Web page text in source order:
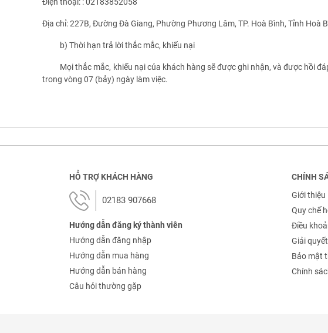
Địa chỉ: 227B, Đường Đà Giang, Phường Phương Lâm, TP. Hoà Bình, Tỉnh Hoà
b) Thời hạn trả lời thắc mắc, khiếu nại
Mọi thắc mắc, khiếu nại của khách hàng sẽ được ghi nhận, và được hồi
trong vòng 07 (bảy) ngày làm việc.
HỖ TRỢ KHÁCH HÀNG
02183 907668
Hướng dẫn đăng ký thành viên
Hướng dẫn đăng nhập
Hướng dẫn mua hàng
Hướng dẫn bán hàng
Câu hỏi thường gặp
CHÍNH
Giới thiệu
Quy chế
Điều
Giải
Bảo mật
Chính